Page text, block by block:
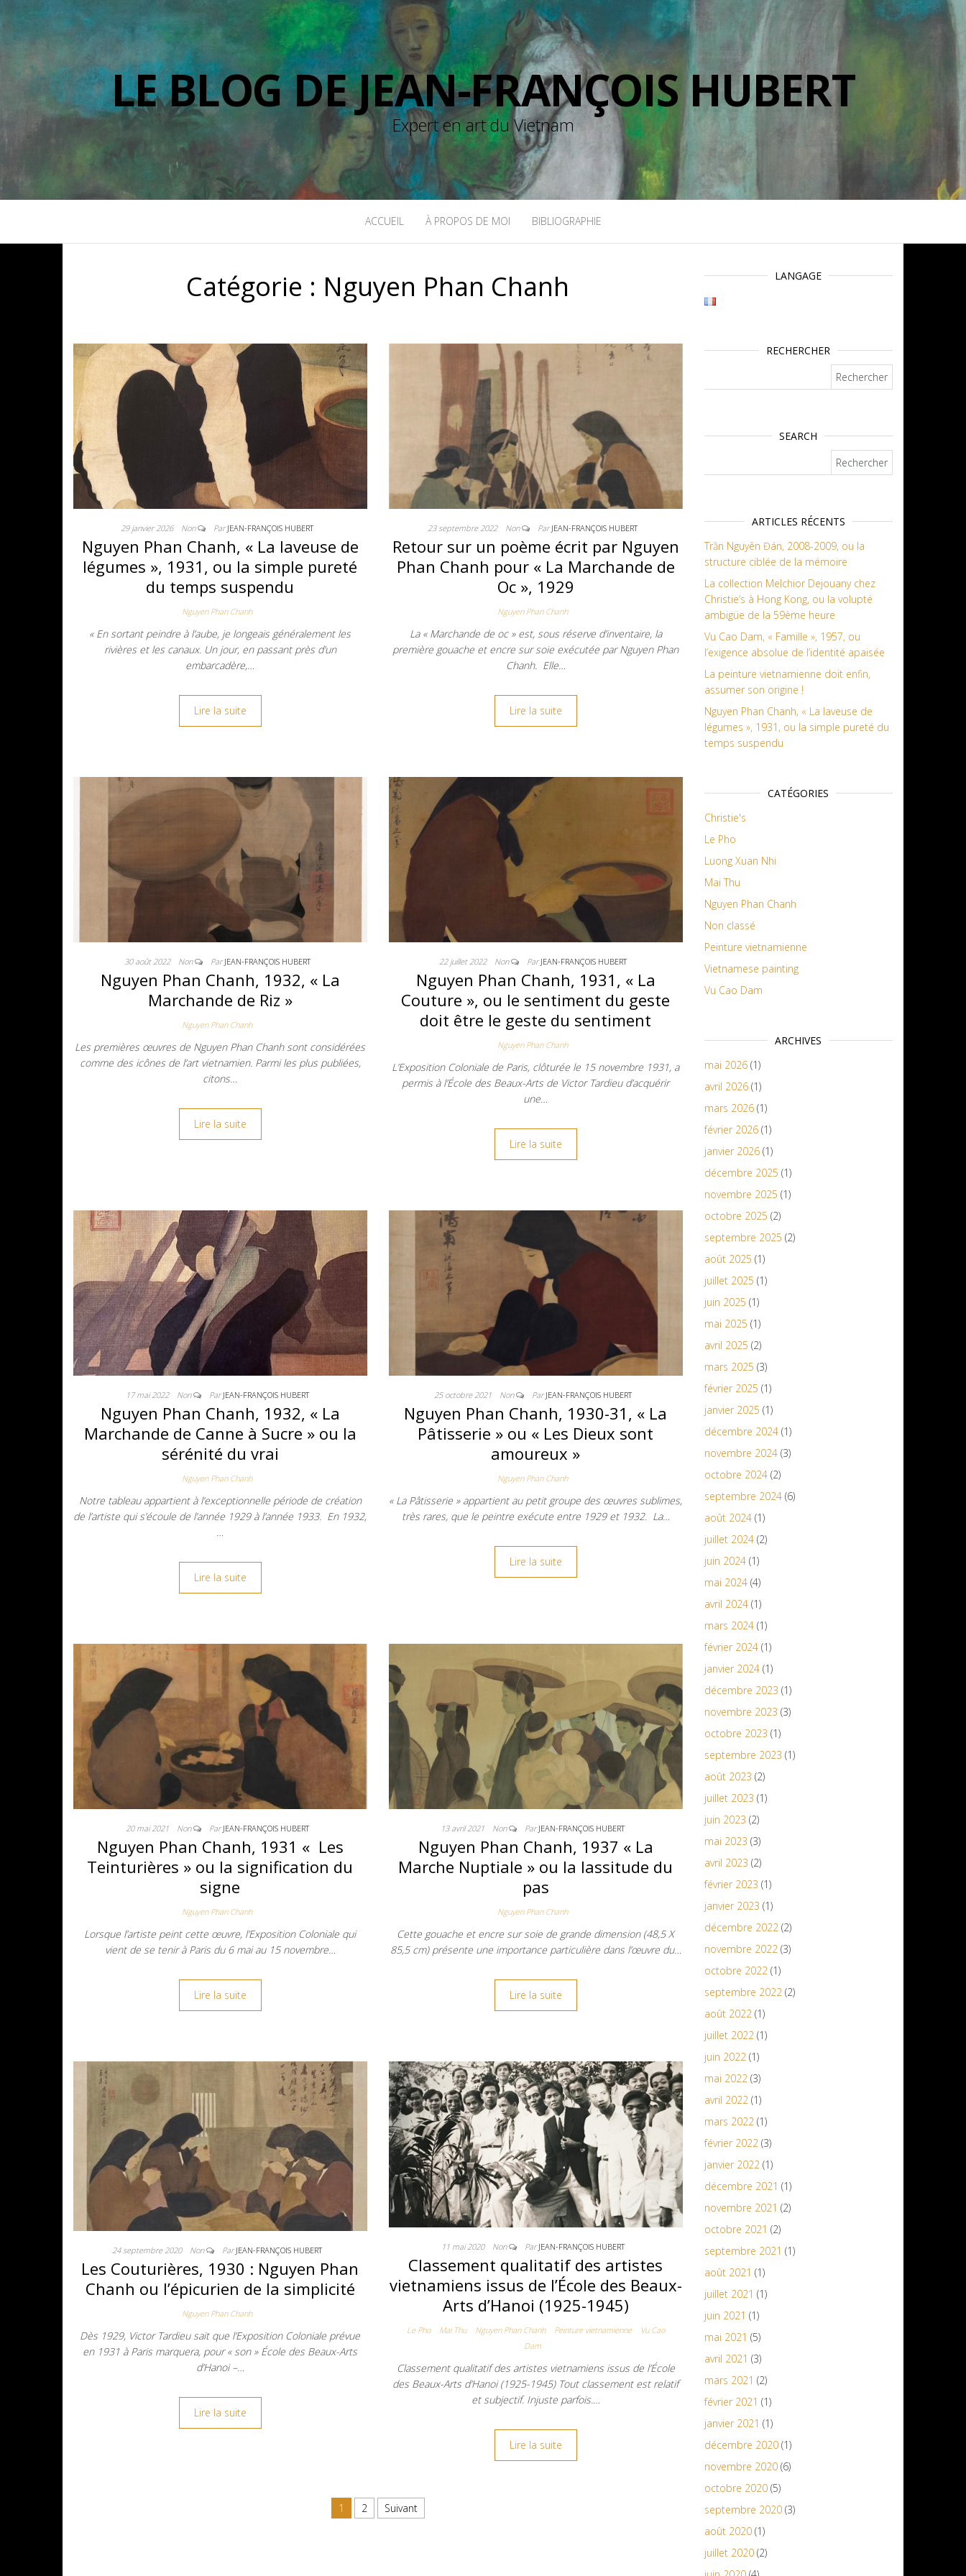
LE BLOG DE JEAN-FRANÇOIS HUBERT
Expert en art du Vietnam
ACCUEIL À PROPOS DE MOI BIBLIOGRAPHIE
Catégorie : Nguyen Phan Chanh
29 janvier 2026 Non ParJEAN-FRANÇOIS HUBERT
Nguyen Phan Chanh, « La laveuse de
légumes », 1931, ou la simple pureté
du temps suspendu
Nguyen Phan Chanh
« En sortant peindre à l’aube, je longeais généralement les
rivières et les canaux. Un jour, en passant près d’un
embarcadère,…
Lire la suite
23 septembre 2022 Non ParJEAN-FRANÇOIS HUBERT
Retour sur un poème écrit par Nguyen
Phan Chanh pour « La Marchande de
Oc », 1929
Nguyen Phan Chanh
La « Marchande de oc » est, sous réserve d’inventaire, la
première gouache et encre sur soie exécutée par Nguyen Phan
Chanh. Elle…
Lire la suite
30 août 2022 Non ParJEAN-FRANÇOIS HUBERT
Nguyen Phan Chanh, 1932, « La
Marchande de Riz »
Nguyen Phan Chanh
Les premières œuvres de Nguyen Phan Chanh sont considérées
comme des icônes de l’art vietnamien. Parmi les plus publiées,
citons…
Lire la suite
22 juillet 2022 Non ParJEAN-FRANÇOIS HUBERT
Nguyen Phan Chanh, 1931, « La
Couture », ou le sentiment du geste
doit être le geste du sentiment
Nguyen Phan Chanh
L’Exposition Coloniale de Paris, clôturée le 15 novembre 1931, a
permis à l’École des Beaux-Arts de Victor Tardieu d’acquérir
une…
Lire la suite
17 mai 2022 Non ParJEAN-FRANÇOIS HUBERT
Nguyen Phan Chanh, 1932, « La
Marchande de Canne à Sucre » ou la
sérénité du vrai
Nguyen Phan Chanh
Notre tableau appartient à l’exceptionnelle période de création
de l’artiste qui s’écoule de l’année 1929 à l’année 1933. En 1932,
…
Lire la suite
25 octobre 2021 Non ParJEAN-FRANÇOIS HUBERT
Nguyen Phan Chanh, 1930-31, « La
Pâtisserie » ou « Les Dieux sont
amoureux »
Nguyen Phan Chanh
« La Pâtisserie » appartient au petit groupe des œuvres sublimes,
très rares, que le peintre exécute entre 1929 et 1932. La…
Lire la suite
20 mai 2021 Non ParJEAN-FRANÇOIS HUBERT
Nguyen Phan Chanh, 1931 « Les
Teinturières » ou la signification du
signe
Nguyen Phan Chanh
Lorsque l’artiste peint cette œuvre, l’Exposition Coloniale qui
vient de se tenir à Paris du 6 mai au 15 novembre…
Lire la suite
13 avril 2021 Non ParJEAN-FRANÇOIS HUBERT
Nguyen Phan Chanh, 1937 « La
Marche Nuptiale » ou la lassitude du
pas
Nguyen Phan Chanh
Cette gouache et encre sur soie de grande dimension (48,5 X
85,5 cm) présente une importance particulière dans l’œuvre du…
Lire la suite
24 septembre 2020 Non ParJEAN-FRANÇOIS HUBERT
Les Couturières, 1930 : Nguyen Phan
Chanh ou l’épicurien de la simplicité
Nguyen Phan Chanh
Dès 1929, Victor Tardieu sait que l’Exposition Coloniale prévue
en 1931 à Paris marquera, pour « son » École des Beaux-Arts
d’Hanoi –…
Lire la suite
11 mai 2020 Non ParJEAN-FRANÇOIS HUBERT
Classement qualitatif des artistes
vietnamiens issus de l’École des Beaux-
Arts d’Hanoi (1925-1945)
Le Pho Mai Thu Nguyen Phan Chanh Peinture vietnamienne
Vu Cao
Dam
Classement qualitatif des artistes vietnamiens issus de l’École
des Beaux-Arts d’Hanoi (1925-1945) Tout classement est relatif
et subjectif. Injuste parfois.…
Lire la suite
1 2 Suivant
LANGAGE
RECHERCHER
SEARCH
ARTICLES RÉCENTS
Trần Nguyên Đán, 2008-2009, ou la
structure ciblée de la mémoire
La collection Melchior Dejouany chez
Christie’s à Hong Kong, ou la volupté
ambigüe de la 59ème heure
Vu Cao Dam, « Famille », 1957, ou
l’exigence absolue de l’identité apaisée
La peinture vietnamienne doit enfin,
assumer son origine !
Nguyen Phan Chanh, « La laveuse de
légumes », 1931, ou la simple pureté du
temps suspendu
CATÉGORIES
Christie's
Le Pho
Luong Xuan Nhi
Mai Thu
Nguyen Phan Chanh
Non classé
Peinture vietnamienne
Vietnamese painting
Vu Cao Dam
ARCHIVES
mai 2026(1)
avril 2026(1)
mars 2026(1)
février 2026(1)
janvier 2026(1)
décembre 2025 (1)
novembre 2025 (1)
octobre 2025 (2)
septembre 2025 (2)
août 2025 (1)
juillet 2025 (1)
juin 2025 (1)
mai 2025 (1)
avril 2025 (2)
mars 2025 (3)
février 2025 (1)
janvier 2025 (1)
décembre 2024(1)
novembre 2024(3)
octobre 2024(2)
septembre 2024(6)
août 2024(1)
juillet 2024(2)
juin 2024(1)
mai 2024(4)
avril 2024(1)
mars 2024(1)
février 2024(1)
janvier 2024(1)
décembre 2023 (1)
novembre 2023 (3)
octobre 2023 (1)
septembre 2023 (1)
août 2023 (2)
juillet 2023 (1)
juin 2023 (2)
mai 2023 (3)
avril 2023 (2)
février 2023 (1)
janvier 2023 (1)
décembre 2022(2)
novembre 2022(3)
octobre 2022(1)
septembre 2022(2)
août 2022(1)
juillet 2022(1)
juin 2022(1)
mai 2022(3)
avril 2022(1)
mars 2022(1)
février 2022(3)
janvier 2022(1)
décembre 2021 (1)
novembre 2021 (2)
octobre 2021 (2)
septembre 2021 (1)
août 2021 (1)
juillet 2021 (1)
juin 2021 (1)
mai 2021 (5)
avril 2021 (3)
mars 2021 (2)
février 2021 (1)
janvier 2021 (1)
décembre 2020(1)
novembre 2020(6)
octobre 2020(5)
septembre 2020(3)
août 2020(1)
juillet 2020(2)